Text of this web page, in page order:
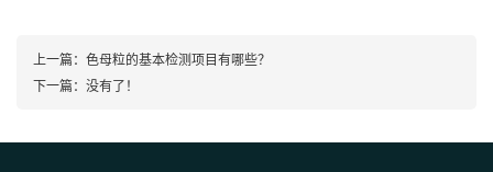
上一篇： 色母粒的基本检测项目有哪些？
下一篇：没有了！